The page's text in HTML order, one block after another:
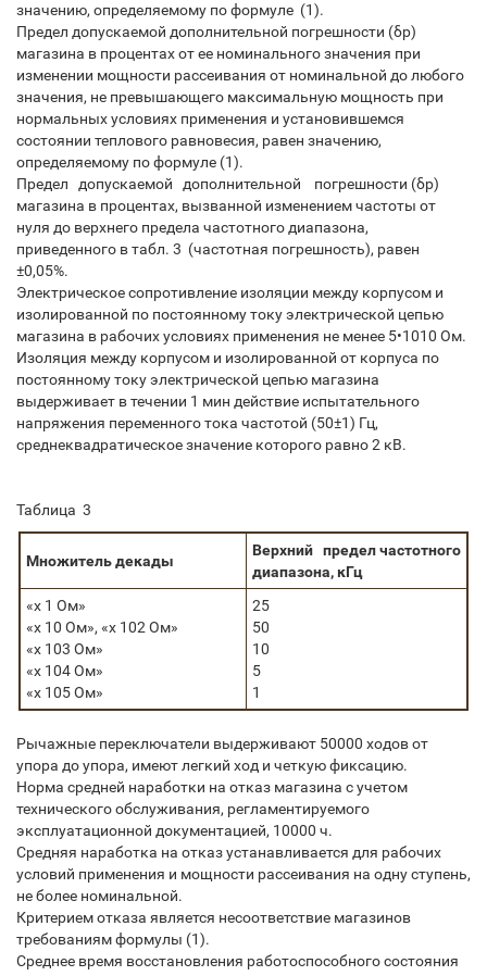
значению, определяемому по формуле (1).
Предел допускаемой дополнительной погрешности (δр)
магазина в процентах от ее номинального значения при
изменении мощности рассеивания от номинальной до любого
значения, не превышающего максимальную мощность при
нормальных условиях применения и установившемся
состоянии теплового равновесия, равен значению,
определяемому по формуле (1).
Предел допускаемой дополнительной погрешности (δр)
магазина в процентах, вызванной изменением частоты от
нуля до верхнего предела частотного диапазона,
приведенного в табл. 3 (частотная погрешность), равен
±0,05%.
Электрическое сопротивление изоляции между корпусом и
изолированной по постоянному току электрической цепью
магазина в рабочих условиях применения не менее 5•1010 Ом.
Изоляция между корпусом и изолированной от корпуса по
постоянному току электрической цепью магазина
выдерживает в течении 1 мин действие испытательного
напряжения переменного тока частотой (50±1) Гц,
среднеквадратическое значение которого равно 2 кВ.
Таблица 3
Множитель декады
Верхний предел частотного
диапазона, кГц
«х 1 Ом»
«х 10 Ом», «х 102 Ом»
«х 103 Ом»
«х 104 Ом»
«х 105 Ом»
25
50
10
5
1
Рычажные переключатели выдерживают 50000 ходов от
упора до упора, имеют легкий ход и четкую фиксацию.
Норма средней наработки на отказ магазина с учетом
технического обслуживания, регламентируемого
эксплуатационной документацией, 10000 ч.
Средняя наработка на отказ устанавливается для рабочих
условий применения и мощности рассеивания на одну ступень,
не более номинальной.
Критерием отказа является несоответствие магазинов
требованиям формулы (1).
Среднее время восстановления работоспособного состояния